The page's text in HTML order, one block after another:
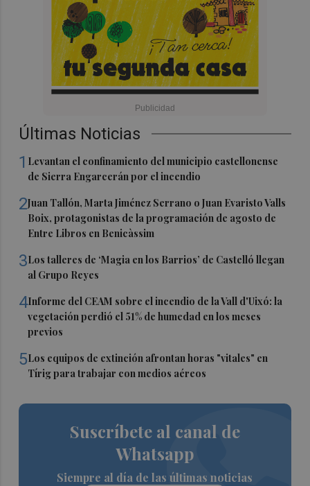
Últimas Noticias
1 Levantan el confinamiento del municipio castellonense
de Sierra Engarcerán por el incendio
2Juan Tallón, Marta Jiménez Serrano o Juan Evaristo Valls
Boix, protagonistas de la programación de agosto de
Entre Libros en Benicàssim
3Los talleres de ‘Magia en los Barrios’ de Castelló llegan
al Grupo Reyes
4Informe del CEAM sobre el incendio de la Vall d'Uixó: la
vegetación perdió el 51% de humedad en los meses
previos
5Los equipos de extinción afrontan horas "vitales" en
Tírig para trabajar con medios aéreos
Suscríbete al canal de
Whatsapp
Siempre al día de las últimas noticias